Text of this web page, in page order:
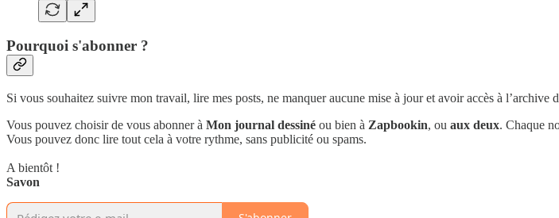
Pourquoi s'abonner ?
Si vous souhaitez suivre mon travail, lire mes posts, ne manquer aucune mise à jour et avoir accès à l’archive
Vous pouvez choisir de vous abonner à Mon journal dessiné ou bien à Zapbookin, ou aux deux. Chaque
Vous pouvez donc lire tout cela à votre rythme, sans publicité ou spams.
A bientôt !
Savon